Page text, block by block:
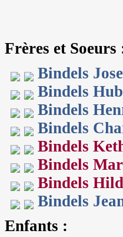
Frères et Soeurs
Bindels
Bindels
Bindels
Bindels
Bindels
Bindels
Bindels
Bindels
Enfants :